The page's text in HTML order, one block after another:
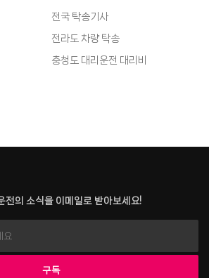
전국 탁송기사
전라도 차량 탁송
충청도 대리운전 대리비
전의 소식을 이메일로 받아보세요!